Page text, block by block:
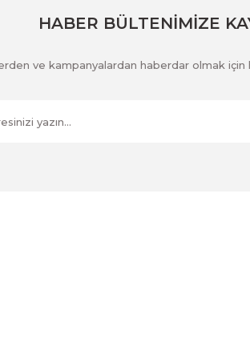
HABER BÜLTENİMİZE
ve kampanyalardan haberdar olmak